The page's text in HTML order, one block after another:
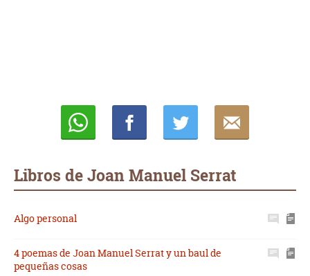
Libros de Joan Manuel Serrat
Algo personal
4 poemas de Joan Manuel Serrat y un baul de
pequeñas cosas